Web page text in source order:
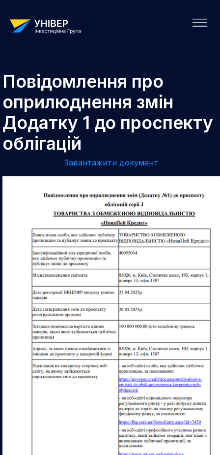
Повідомлення про
оприлюднення змін
Додатку 1 до проспекту
облігацій
Завантажити документ